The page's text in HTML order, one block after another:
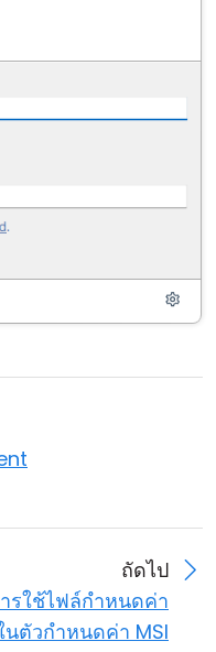
ถัดไป
รใช้ไฟล์กำหนดค่า
นตัวกำหนดค่า MSI